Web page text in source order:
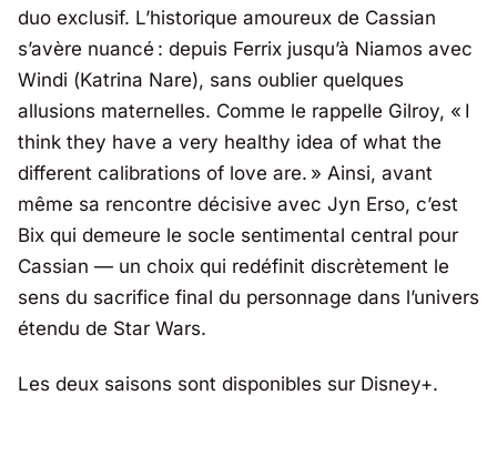
duo exclusif. L’historique amoureux de Cassian
s’avère nuancé : depuis Ferrix jusqu’à Niamos avec
Windi (Katrina Nare), sans oublier quelques
allusions maternelles. Comme le rappelle Gilroy, « I
think they have a very healthy idea of what the
different calibrations of love are. » Ainsi, avant
même sa rencontre décisive avec Jyn Erso, c’est
Bix qui demeure le socle sentimental central pour
Cassian — un choix qui redéfinit discrètement le
sens du sacrifice final du personnage dans l’univers
étendu de Star Wars.
Les deux saisons sont disponibles sur Disney+.